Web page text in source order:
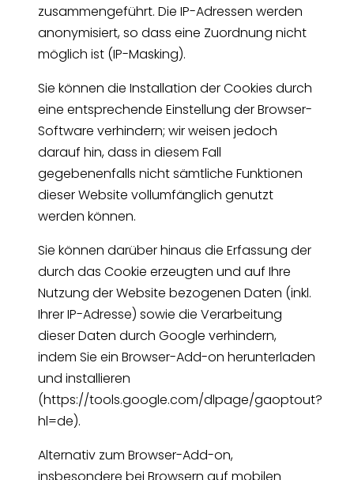
zusammengeführt. Die IP-Adressen werden
anonymisiert, so dass eine Zuordnung nicht
möglich ist (IP-Masking).
Sie können die Installation der Cookies durch
eine entsprechende Einstellung der Browser-
Software verhindern; wir weisen jedoch
darauf hin, dass in diesem Fall
gegebenenfalls nicht sämtliche Funktionen
dieser Website vollumfänglich genutzt
werden können.
Sie können darüber hinaus die Erfassung der
durch das Cookie erzeugten und auf Ihre
Nutzung der Website bezogenen Daten (inkl.
Ihrer IP-Adresse) sowie die Verarbeitung
dieser Daten durch Google verhindern,
indem Sie ein Browser-Add-on herunterladen
und installieren
(https://tools.google.com/dlpage/gaoptout?
hl=de).
Alternativ zum Browser-Add-on,